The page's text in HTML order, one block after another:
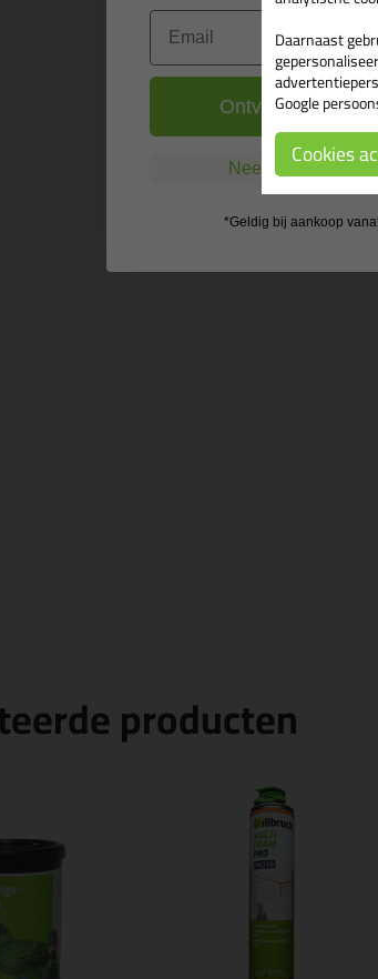
producten
Daarnaast
Google
Cookies
Email
Ontvang de
Nee, ik wil geen
*Geldig bij aankoop